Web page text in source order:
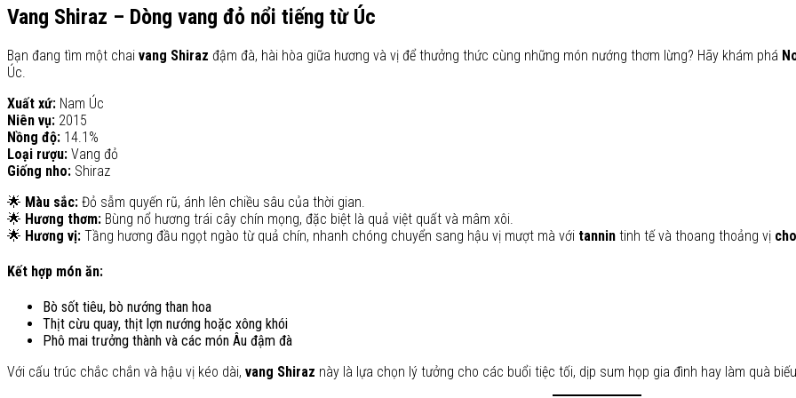
Vang Shiraz – Dòng vang đỏ nổi tiếng từ Úc
Bạn đang tìm một chai vang Shiraz đậm đà, hài hòa giữa hương và vị để thưởng thức cùng những món nướng thơm lừng? Hãy khám phá
Úc.
Xuất xứ: Nam Úc
Niên vụ: 2015
Nồng độ: 14.1%
Loại rượu: Vang đỏ
Giống nho: Shiraz
🌟 Màu sắc: Đỏ sẫm quyến rũ, ánh lên chiều sâu của thời gian.
🌟 Hương thơm: Bùng nổ hương trái cây chín mọng, đặc biệt là quả việt quất và mâm xôi.
🌟 Hương vị: Tầng hương đầu ngọt ngào từ quả chín, nhanh chóng chuyển sang hậu vị mượt mà với tannin tinh tế và thoang thoảng vị
Kết hợp món ăn:
Bò sốt tiêu, bò nướng than hoa
Thịt cừu quay, thịt lợn nướng hoặc xông khói
Phô mai trưởng thành và các món Âu đậm đà
Với cấu trúc chắc chắn và hậu vị kéo dài, vang Shiraz này là lựa chọn lý tưởng cho các buổi tiệc tối, dịp sum họp gia đình hay làm quà